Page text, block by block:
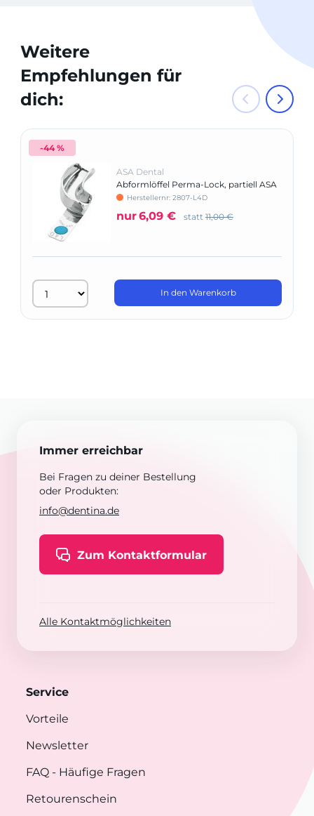
Weitere
Empfehlungen für
dich:
-44 %
ASA Dental
Abformlöffel Perma-Lock, partiell ASA
Herstellernr: 2807-L4D
nur6,09 € statt 11,00 €
In den Warenkorb
Immer erreichbar
Bei Fragen zu deiner Bestellung
oder Produkten:
info@dentina.de
Zum Kontaktformular
Alle Kontaktmöglichkeiten
Service
Vorteile
Newsletter
FAQ - Häufige Fragen
Retourenschein